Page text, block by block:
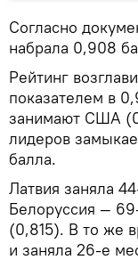
Согласно
набрала 0,908
Рейтинг
показателем в
занимают США
лидеров
балла.
Латвия заняла
Белоруссия —
(0,815). В то же
и заняла 26-е